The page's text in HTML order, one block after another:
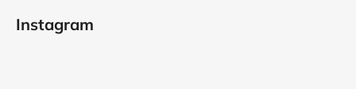
Instagram